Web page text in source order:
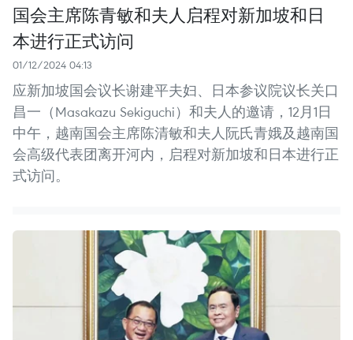
国会主席陈青敏和夫人启程对新加坡和日
本进行正式访问
01/12/2024 04:13
应新加坡国会议长谢建平夫妇、日本参议院议长关口
昌一（Masakazu Sekiguchi）和夫人的邀请，12月1日
中午，越南国会主席陈清敏和夫人阮氏青娥及越南国
会高级代表团离开河内，启程对新加坡和日本进行正
式访问。